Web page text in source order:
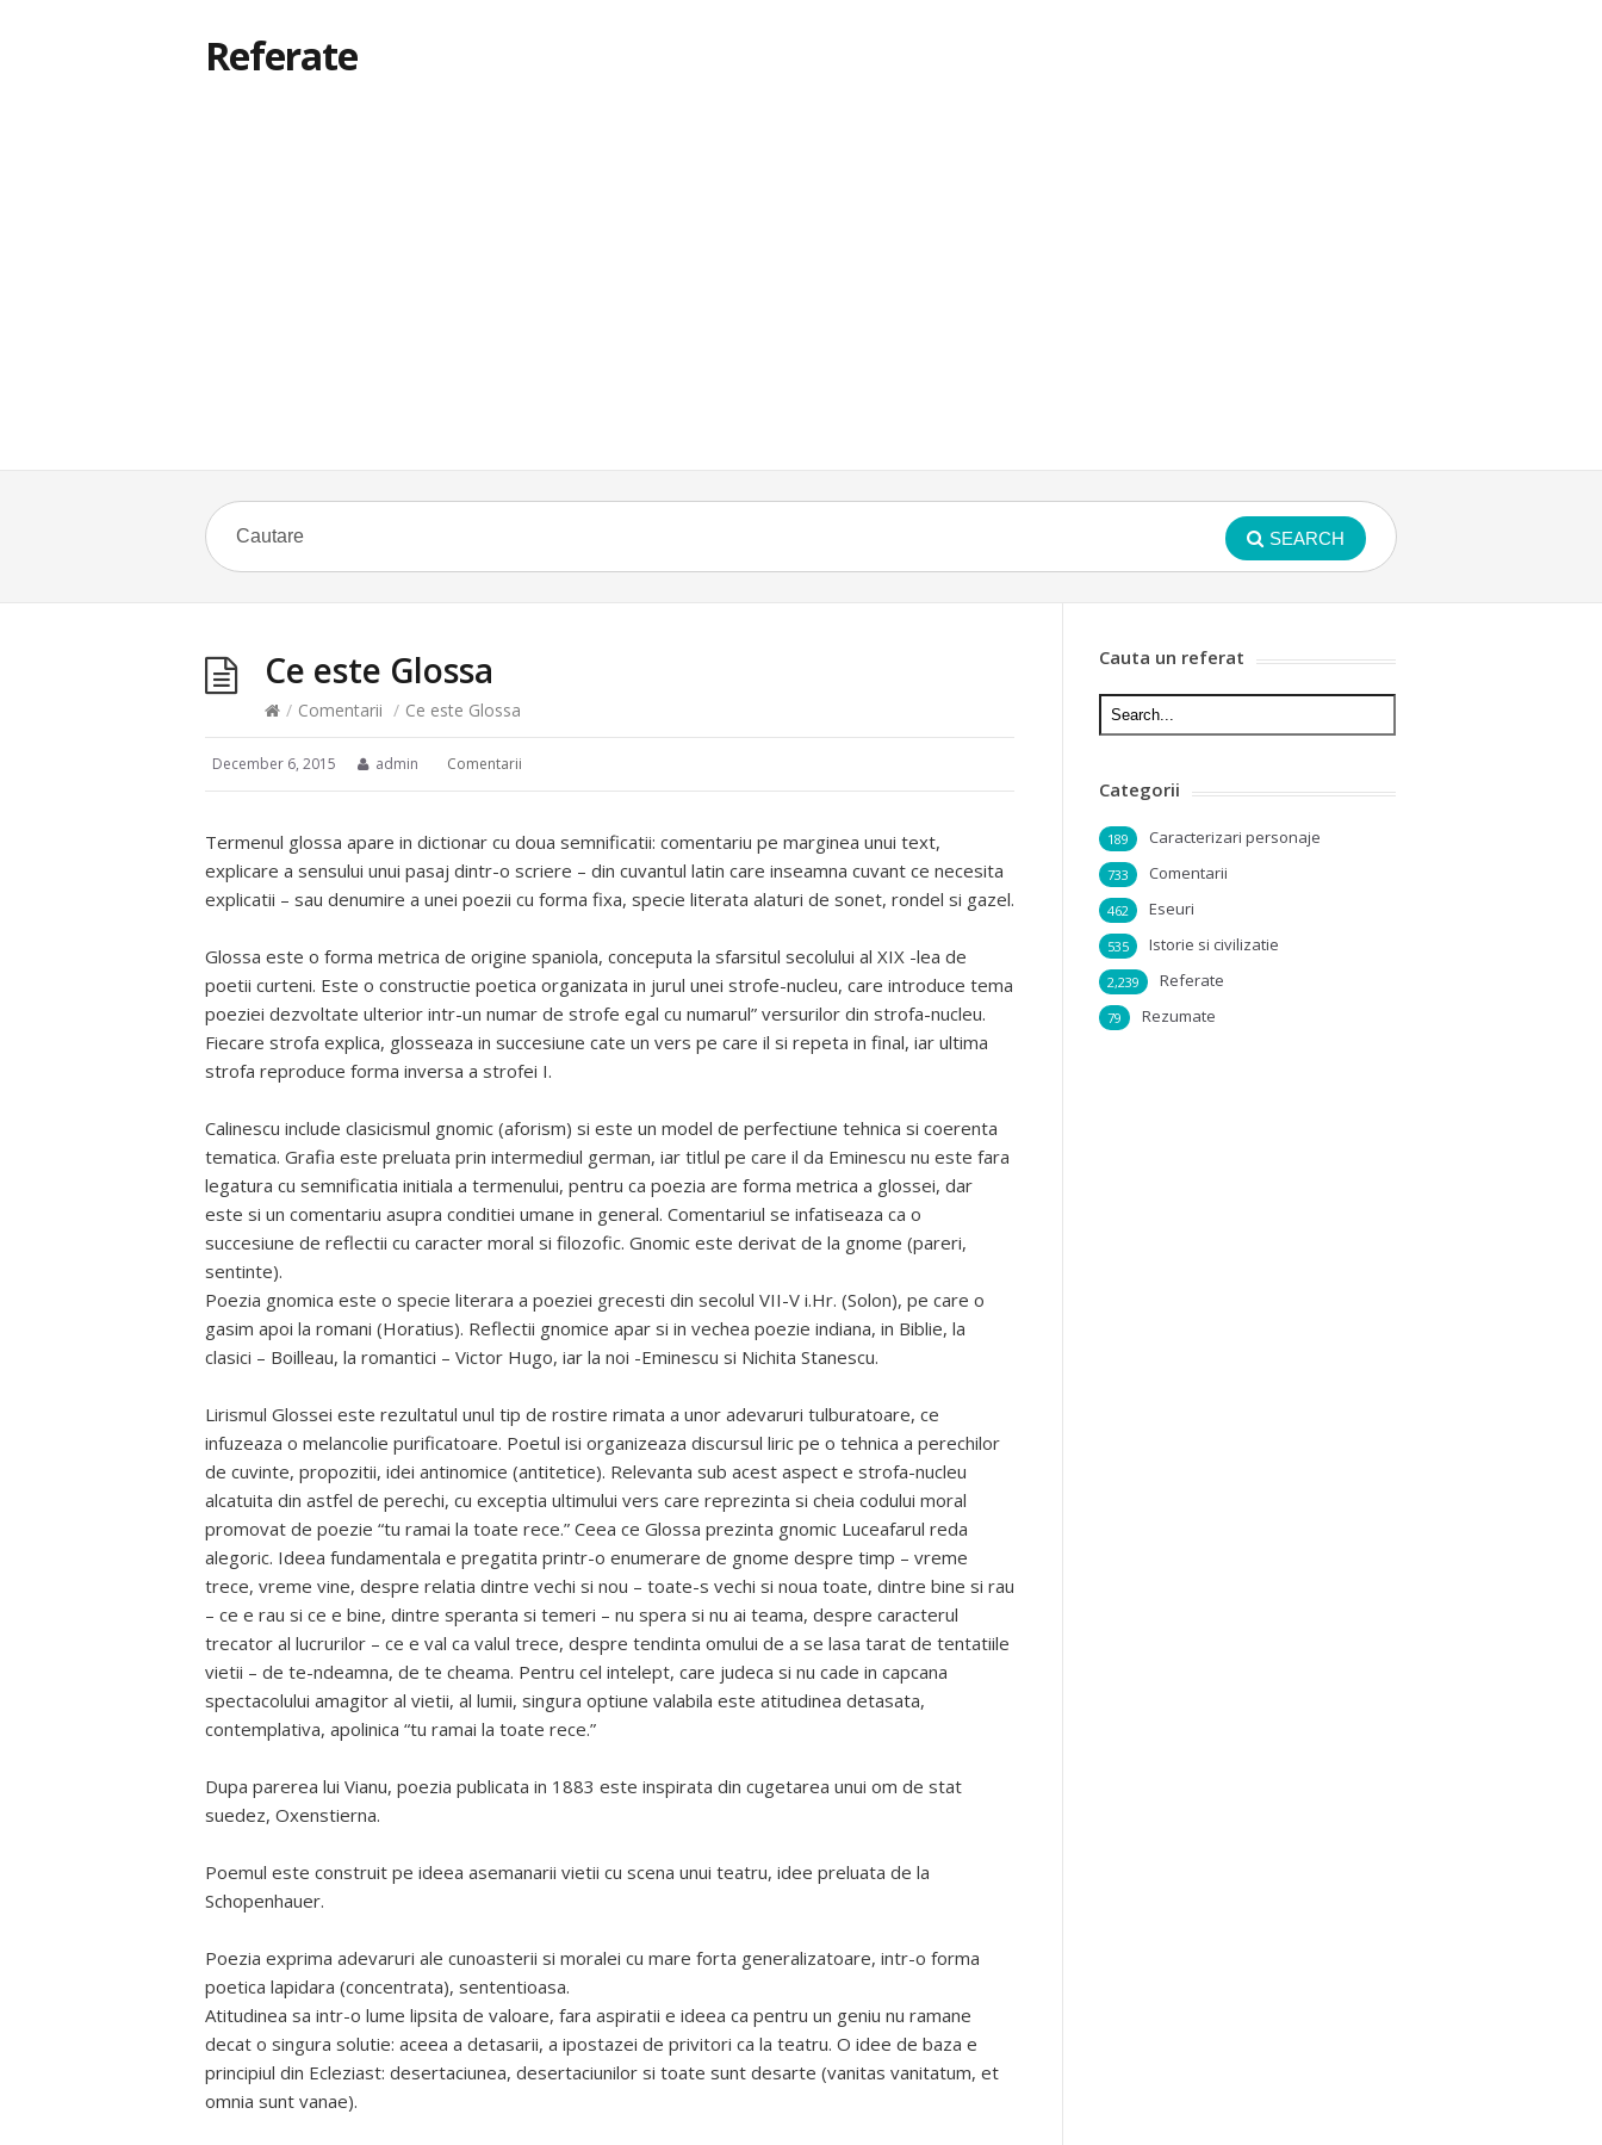
Referate
SEARCH
Ce este Glossa
/ Comentarii / Ce este Glossa
December 6, 2015 admin Comentarii
Termenul glossa apare in dictionar cu doua semnificatii: comentariu pe marginea unui text,
explicare a sensului unui pasaj dintr-o scriere – din cuvantul latin care inseamna cuvant ce necesita
explicatii – sau denumire a unei poezii cu forma fixa, specie literata alaturi de sonet, rondel si gazel.
Glossa este o forma metrica de origine spaniola, conceputa la sfarsitul secolului al XIX -lea de
poetii curteni. Este o constructie poetica organizata in jurul unei strofe-nucleu, care introduce tema
poeziei dezvoltate ulterior intr-un numar de strofe egal cu numarul” versurilor din strofa-nucleu.
Fiecare strofa explica, glosseaza in succesiune cate un vers pe care il si repeta in final, iar ultima
strofa reproduce forma inversa a strofei I.
Calinescu include clasicismul gnomic (aforism) si este un model de perfectiune tehnica si coerenta
tematica. Grafia este preluata prin intermediul german, iar titlul pe care il da Eminescu nu este fara
legatura cu semnificatia initiala a termenului, pentru ca poezia are forma metrica a glossei, dar
este si un comentariu asupra conditiei umane in general. Comentariul se infatiseaza ca o
succesiune de reflectii cu caracter moral si filozofic. Gnomic este derivat de la gnome (pareri,
sentinte).
Poezia gnomica este o specie literara a poeziei grecesti din secolul VII-V i.Hr. (Solon), pe care o
gasim apoi la romani (Horatius). Reflectii gnomice apar si in vechea poezie indiana, in Biblie, la
clasici – Boilleau, la romantici – Victor Hugo, iar la noi -Eminescu si Nichita Stanescu.
Lirismul Glossei este rezultatul unul tip de rostire rimata a unor adevaruri tulburatoare, ce
infuzeaza o melancolie purificatoare. Poetul isi organizeaza discursul liric pe o tehnica a perechilor
de cuvinte, propozitii, idei antinomice (antitetice). Relevanta sub acest aspect e strofa-nucleu
alcatuita din astfel de perechi, cu exceptia ultimului vers care reprezinta si cheia codului moral
promovat de poezie “tu ramai la toate rece.” Ceea ce Glossa prezinta gnomic Luceafarul reda
alegoric. Ideea fundamentala e pregatita printr-o enumerare de gnome despre timp – vreme
trece, vreme vine, despre relatia dintre vechi si nou – toate-s vechi si noua toate, dintre bine si rau
– ce e rau si ce e bine, dintre speranta si temeri – nu spera si nu ai teama, despre caracterul
trecator al lucrurilor – ce e val ca valul trece, despre tendinta omului de a se lasa tarat de tentatiile
vietii – de te-ndeamna, de te cheama. Pentru cel intelept, care judeca si nu cade in capcana
spectacolului amagitor al vietii, al lumii, singura optiune valabila este atitudinea detasata,
contemplativa, apolinica “tu ramai la toate rece.”
Dupa parerea lui Vianu, poezia publicata in 1883 este inspirata din cugetarea unui om de stat
suedez, Oxenstierna.
Poemul este construit pe ideea asemanarii vietii cu scena unui teatru, idee preluata de la
Schopenhauer.
Poezia exprima adevaruri ale cunoasterii si moralei cu mare forta generalizatoare, intr-o forma
poetica lapidara (concentrata), sententioasa.
Atitudinea sa intr-o lume lipsita de valoare, fara aspiratii e ideea ca pentru un geniu nu ramane
decat o singura solutie: aceea a detasarii, a ipostazei de privitori ca la teatru. O idee de baza e
principiul din Ecleziast: desertaciunea, desertaciunilor si toate sunt desarte (vanitas vanitatum, et
omnia sunt vanae).
Cauta un referat
Categorii
Caracterizari personaje
189
Comentarii
733
Eseuri
462
Istorie si civilizatie
535
Referate
2,239
Rezumate
79